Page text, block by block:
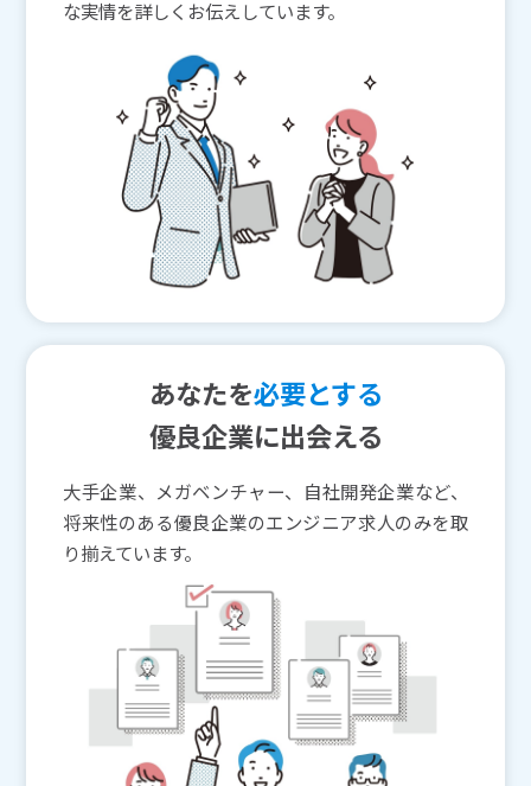
な実情を詳しくお伝えしています。
あなたを必要とする
優良企業に出会える
大手企業、メガベンチャー、自社開発企業など、
将来性のある優良企業のエンジニア求人のみを取
り揃えています。